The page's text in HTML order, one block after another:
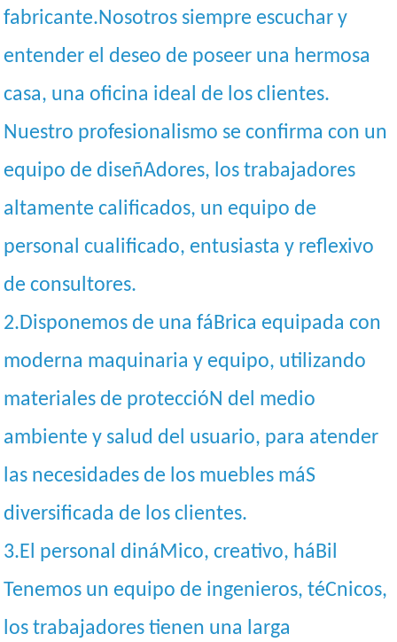
fabricante.Nosotros siempre escuchar y
entender el deseo de poseer una hermosa
casa, una oficina ideal de los clientes.
Nuestro profesionalismo se confirma con un
equipo de diseñAdores, los trabajadores
altamente calificados, un equipo de
personal cualificado, entusiasta y reflexivo
de consultores.
2.Disponemos de una fáBrica equipada con
moderna maquinaria y equipo, utilizando
materiales de proteccióN del medio
ambiente y salud del usuario, para atender
las necesidades de los muebles máS
diversificada de los clientes.
3.El personal dináMico, creativo, háBil
Tenemos un equipo de ingenieros, téCnicos,
los trabajadores tienen una larga